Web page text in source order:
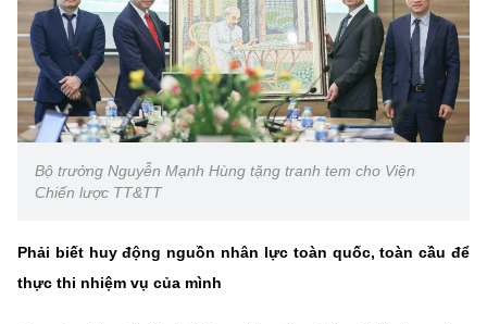
Bộ trưởng Nguyễn Mạnh Hùng tặng tranh tem cho Viện
Chiến lược TT&TT
Phải biết huy động nguồn nhân lực toàn quốc, toàn cầu để
thực thi nhiệm vụ của mình